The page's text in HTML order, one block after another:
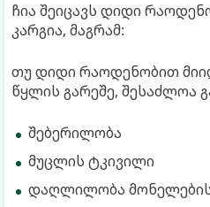
ჩია შეიცავს დიდი
კარგია, მაგრამ:
თუ დიდი რაოდენობით
წყლის გარეშე, შესაძლოა
შებერილობა
მუცლის ტკივილი
დაღლილობა